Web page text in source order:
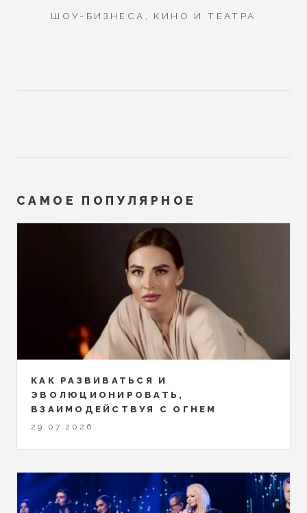
ШОУ-БИЗНЕСА, КИНО И ТЕАТРА
САМОЕ ПОПУЛЯРНОЕ
КАК РАЗВИВАТЬСЯ И
ЭВОЛЮЦИОНИРОВАТЬ,
ВЗАИМОДЕЙСТВУЯ С ОГНЕМ
29.07.2026